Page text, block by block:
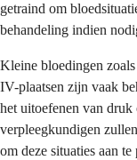
getraind om
behandeling indien
Kleine bloedingen
IV-plaatsen zijn vaak
het uitoefenen van druk
verpleegkundigen
om deze situaties aan te